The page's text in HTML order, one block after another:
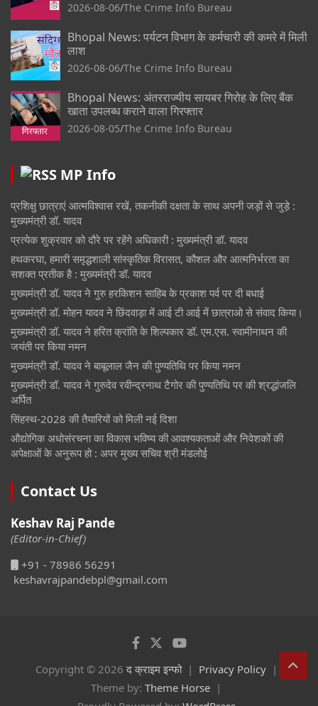
2026-08-06 The Crime Info Bureau
Bhopal News: पर्यटन विभाग के कर्मचारी की कमरे में मिली
लाश
2026-08-06 The Crime Info Bureau
Bhopal News: अंतरराज्यीय सायबर गिरोह के लिए बैंक
खाता उपलब्ध कराने वाला गिरफ्तार
2026-08-05 The Crime Info Bureau
MP Info
प्रशिक्षु छात्राएं आत्मविश्वास रखें, तकनीकी दक्षता के साथ अपनी जड़ों से जुड़े :
मुख्यमंत्री डॉ. यादव
प्रत्येक शुक्रवार को दौरे पर रहेंगे अधिकारी : मुख्यमंत्री डॉ. यादव
हथकरघा, हमारी समृद्धशाली सांस्कृतिक विरासत, कौशल और आत्मनिर्भरता का
सशक्त प्रतीक है : मुख्यमंत्री डॉ. यादव
मुख्यमंत्री डॉ. यादव ने गुरु हरकिशन साहिब के प्रकाश पर्व पर दी बधाई
मुख्यमंत्री डॉ. मोहन यादव ने छिंदवाड़ा में आई टी आई में छात्राओ से संवाद किया।
मुख्यमंत्री डॉ. यादव ने हरित क्रांति के शिल्पकार डॉ. एम.एस. स्वामीनाथन की
जयंती पर किया नमन
मुख्यमंत्री डॉ. यादव ने बाबूलाल जैन की पुण्यतिथि पर किया नमन
मुख्यमंत्री डॉ. यादव ने गुरुदेव रवीन्द्रनाथ टैगोर की पुण्यतिथि पर की श्रद्धांजलि
अर्पित
सिंहस्थ-2028 की तैयारियों को मिली नई दिशा
औद्योगिक अधोसंरचना का विकास भविष्य की आवश्यकताओं और निवेशकों की
अपेक्षाओं के अनुरूप हो : अपर मुख्य सचिव श्री मंडलोई
Contact Us
Keshav Raj Pande
(Editor-in-Chief)
+91 - 78986 56291
keshavrajpandebpl@gmail.com
Copyright © 2026 द क्राइम इन्फो
Privacy Policy
Theme by: Theme Horse